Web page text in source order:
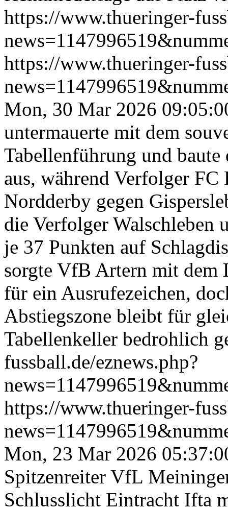
https://www.thueringer-
https://www.thueringer-
Mon, 30 Mar 2026
untermauerte mit dem
Tabellenführung und
aus, während Verfolger
Nordderby gegen
die Verfolger Walschleben
je 37 Punkten auf
sorgte VfB Artern mit dem
für ein Ausrufezeichen,
Abstiegszone bleibt für
Tabellenkeller bedrohlich
fussball.de/eznews.php?
https://www.thueringer-
Mon, 23 Mar 2026
Spitzenreiter VfL
Schlusslicht Eintracht Ifta